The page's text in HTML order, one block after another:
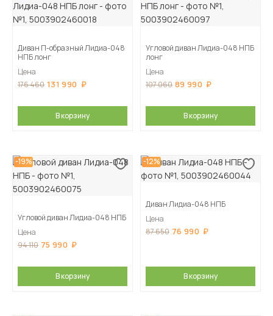
Диван П-образный Лидиа-048
НПБ лонг
Цена
176 460 131 990
В корзину
Угловой диван Лидиа-048 НПБ
лонг
Цена
107 060 89 990
В корзину
-19%
Угловой диван Лидиа-048 НПБ
Цена
94 110 75 990
В корзину
-12%
Диван Лидиа-048 НПБ
Цена
87 650 76 990
В корзину